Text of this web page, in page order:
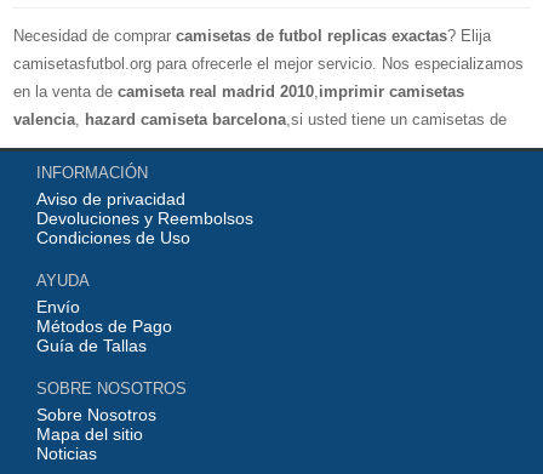
Necesidad de comprar camisetas de futbol replicas exactas? Elija
camisetasfutbol.org para ofrecerle el mejor servicio. Nos especializamos
en la venta de camiseta real madrid 2010 imprimir camisetas
valencia hazard camiseta barcelona ,si usted tiene un camisetas de
futbol favorito, le damos la bienvenida a nuestra tienda paracomprar, le
damos el mayor descuento, compras por más de 99 € envío gratis.
¡Elíjanos, elija un buen estado de ánimo, gracias por su compra!
INFORMACIÓN
Aviso de privacidad
Devoluciones y Reembolsos
Condiciones de Uso
AYUDA
Envío
Métodos de Pago
Guía de Tallas
SOBRE NOSOTROS
Sobre Nosotros
Mapa del sitio
Noticias